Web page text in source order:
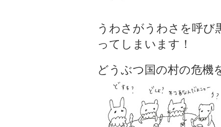
うわさがうわさを呼び
ってしまいます！
どうぶつ国の村の危機